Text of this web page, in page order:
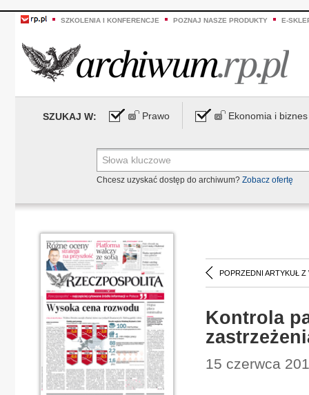
SZKOLENIA I KONFERENCJE POZNAJ NASZE PRODUKTY E-
SZUKAJ W: Prawo Ekonomia i biznes
Chcesz uzyskać dostęp do archiwum? Zobacz ofertę
POPRZEDNI ARTYKUŁ Z
Kontrola
15 czerwca